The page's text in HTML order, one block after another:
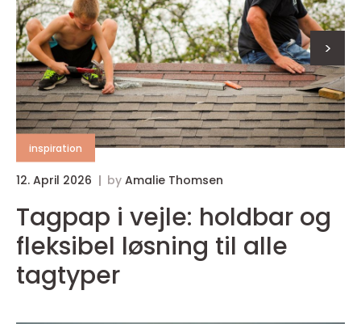
inspiration
12. April 2026 by Amalie Thomsen
Tagpap i vejle: holdbar og
fleksibel løsning til alle
tagtyper
>